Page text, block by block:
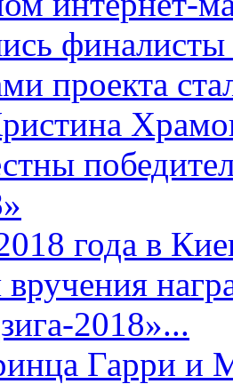
проекта
года в
2018»...
Гарри и